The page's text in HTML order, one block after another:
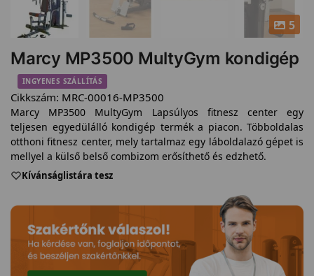
5
Marcy MP3500 MultyGym kondigép
INGYENES SZÁLLÍTÁS
Cikkszám: MRC-00016-MP3500
Marcy MP3500 MultyGym Lapsúlyos fitnesz center egy
teljesen egyedülálló kondigép termék a piacon. Többoldalas
otthoni fitnesz center, mely tartalmaz egy láboldalazó gépet is
mellyel a külső belső combizom erősíthető és edzhető.
Kívánságlistára tesz